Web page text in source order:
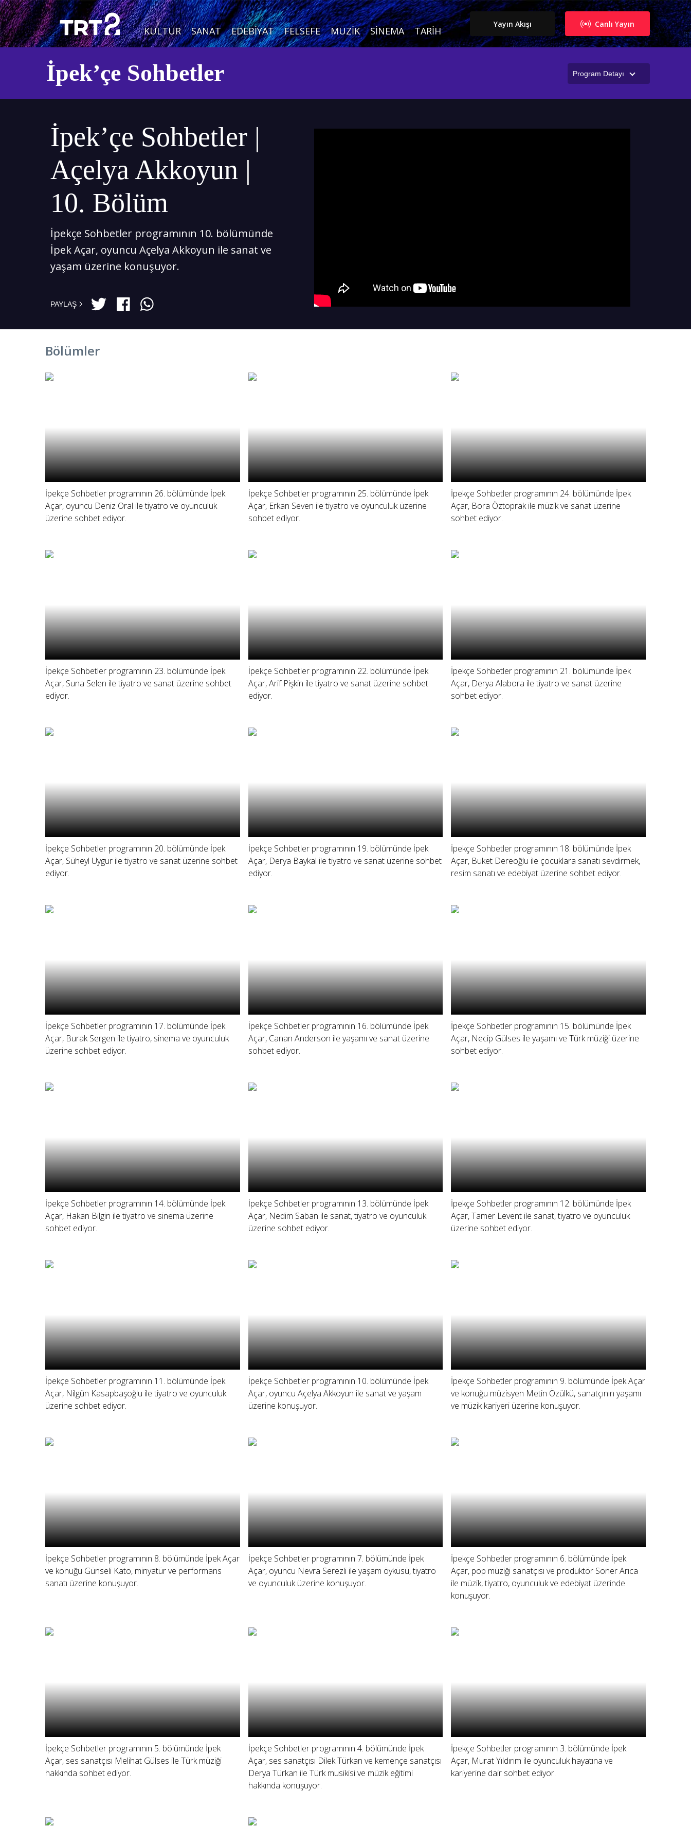
KÜLTÜR SANAT EDEBIYAT FELSEFE MÜZIK SINEMA TARIH
Canlı Yayın
Yayın Akışı
Program Detayı
İpek’çe Sohbetler
İpek’çe Sohbetler |
Açelya Akkoyun |
10. Bölüm
İpekçe Sohbetler programının 10. bölümünde
İpek Açar, oyuncu Açelya Akkoyun ile sanat ve
yaşam üzerine konuşuyor.
PAYLAŞ
Bölümler
İpekçe Sohbetler programının 26. bölümünde İpek
Açar, oyuncu Deniz Oral ile tiyatro ve oyunculuk
üzerine sohbet ediyor.
İpekçe Sohbetler programının 25. bölümünde İpek
Açar, Erkan Seven ile tiyatro ve oyunculuk üzerine
sohbet ediyor.
İpekçe Sohbetler programının 24. bölümünde İpek
Açar, Bora Öztoprak ile müzik ve sanat üzerine
sohbet ediyor.
İpekçe Sohbetler programının 23. bölümünde İpek
Açar, Suna Selen ile tiyatro ve sanat üzerine sohbet
ediyor.
İpekçe Sohbetler programının 22. bölümünde İpek
Açar, Arif Pişkin ile tiyatro ve sanat üzerine sohbet
ediyor.
İpekçe Sohbetler programının 21. bölümünde İpek
Açar, Derya Alabora ile tiyatro ve sanat üzerine
sohbet ediyor.
İpekçe Sohbetler programının 20. bölümünde İpek
Açar, Süheyl Uygur ile tiyatro ve sanat üzerine sohbet
ediyor.
İpekçe Sohbetler programının 19. bölümünde İpek
Açar, Derya Baykal ile tiyatro ve sanat üzerine sohbet
ediyor.
İpekçe Sohbetler programının 18. bölümünde İpek
Açar, Buket Dereoğlu ile çocuklara sanatı sevdirmek,
resim sanatı ve edebiyat üzerine sohbet ediyor.
İpekçe Sohbetler programının 17. bölümünde İpek
Açar, Burak Sergen ile tiyatro, sinema ve oyunculuk
üzerine sohbet ediyor.
İpekçe Sohbetler programının 16. bölümünde İpek
Açar, Canan Anderson ile yaşamı ve sanat üzerine
sohbet ediyor.
İpekçe Sohbetler programının 15. bölümünde İpek
Açar, Necip Gülses ile yaşamı ve Türk müziği üzerine
sohbet ediyor.
İpekçe Sohbetler programının 14. bölümünde İpek
Açar, Hakan Bilgin ile tiyatro ve sinema üzerine
sohbet ediyor.
İpekçe Sohbetler programının 13. bölümünde İpek
Açar, Nedim Saban ile sanat, tiyatro ve oyunculuk
üzerine sohbet ediyor.
İpekçe Sohbetler programının 12. bölümünde İpek
Açar, Tamer Levent ile sanat, tiyatro ve oyunculuk
üzerine sohbet ediyor.
İpekçe Sohbetler programının 11. bölümünde İpek
Açar, Nilgün Kasapbaşoğlu ile tiyatro ve oyunculuk
üzerine sohbet ediyor.
İpekçe Sohbetler programının 10. bölümünde İpek
Açar, oyuncu Açelya Akkoyun ile sanat ve yaşam
üzerine konuşuyor.
İpekçe Sohbetler programının 9. bölümünde İpek Açar
ve konuğu müzisyen Metin Özülkü, sanatçının yaşamı
ve müzik kariyeri üzerine konuşuyor.
İpekçe Sohbetler programının 8. bölümünde İpek Açar
ve konuğu Günseli Kato, minyatür ve performans
sanatı üzerine konuşuyor.
İpekçe Sohbetler programının 7. bölümünde İpek
Açar, oyuncu Nevra Serezli ile yaşam öyküsü, tiyatro
ve oyunculuk üzerine konuşuyor.
İpekçe Sohbetler programının 6. bölümünde İpek
Açar, pop müziği sanatçısı ve prodüktör Soner Arıca
ile müzik, tiyatro, oyunculuk ve edebiyat üzerinde
konuşuyor.
İpekçe Sohbetler programının 5. bölümünde İpek
Açar, ses sanatçısı Melihat Gülses ile Türk müziği
hakkında sohbet ediyor.
İpekçe Sohbetler programının 4. bölümünde İpek
Açar, ses sanatçısı Dilek Türkan ve kemençe sanatçısı
Derya Türkan ile Türk musikisi ve müzik eğitimi
hakkında konuşuyor.
İpekçe Sohbetler programının 3. bölümünde İpek
Açar, Murat Yıldırım ile oyunculuk hayatına ve
kariyerine dair sohbet ediyor.